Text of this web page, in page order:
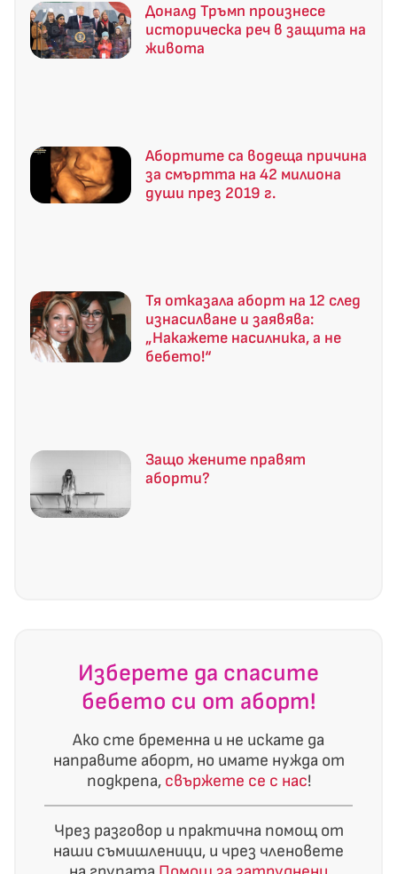
Доналд Тръмп произнесе
историческа реч в защита на
живота
Абортите са водеща причина
за смъртта на 42 милиона
души през 2019 г.
Тя отказала аборт на 12 след
изнасилване и заявява:
„Накажете насилника, а не
бебето!“
Защо жените правят
аборти?
Изберете да спасите
бебето си от аборт!
Ако сте бременна и не искате да
направите аборт, но имате нужда от
подкрепа, свържете се с нас!
Чрез разговор и практична помощ от
наши съмишленици, и чрез членовете